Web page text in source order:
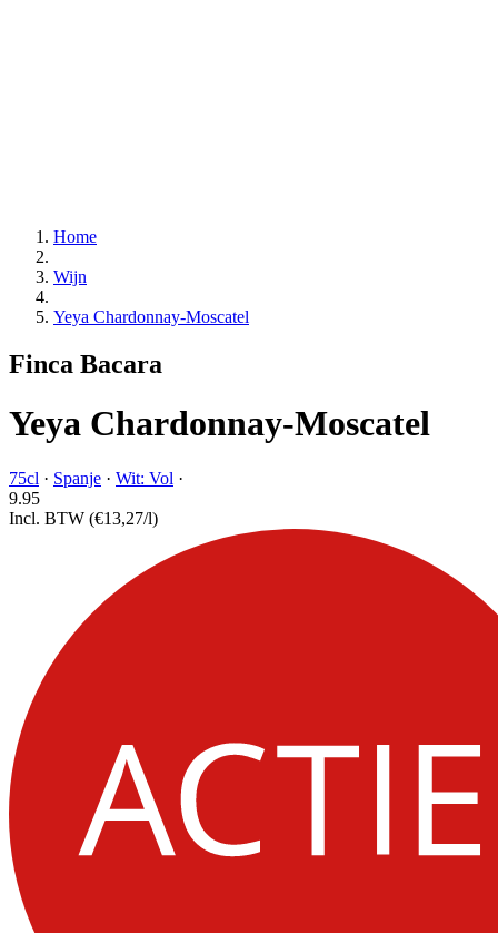
Home
Wijn
Yeya Chardonnay-Moscatel
Finca Bacara
Yeya Chardonnay-Moscatel
75cl · Spanje · Wit: Vol ·
9.95
Incl. BTW (€13,27/l)